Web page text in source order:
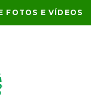
FOTOS E VÍDEOS